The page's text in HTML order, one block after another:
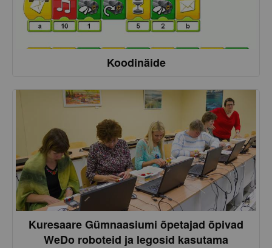
Koodinäide
Kuresaare Gümnaasiumi õpetajad õpivad
WeDo roboteid ja legosid kasutama